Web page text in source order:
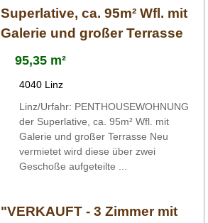
Superlative, ca. 95m² Wfl. mit
Galerie und großer Terrasse
95,35 m²
4040 Linz
Linz/Urfahr: PENTHOUSEWOHNUNG
der Superlative, ca. 95m² Wfl. mit
Galerie und großer Terrasse Neu
vermietet wird diese über zwei
Geschoße aufgeteilte ...
"VERKAUFT - 3 Zimmer mit